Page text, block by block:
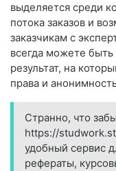
выделяется среди
потока заказов и
заказчикам с
всегда можете
результат, на
права и
Странно, что
https://
удобный сервис
рефераты,